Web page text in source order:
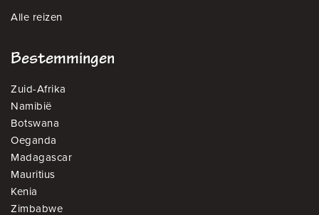
Alle reizen
Bestemmingen
Zuid-Afrika
Namibië
Botswana
Oeganda
Madagascar
Mauritius
Kenia
Zimbabwe